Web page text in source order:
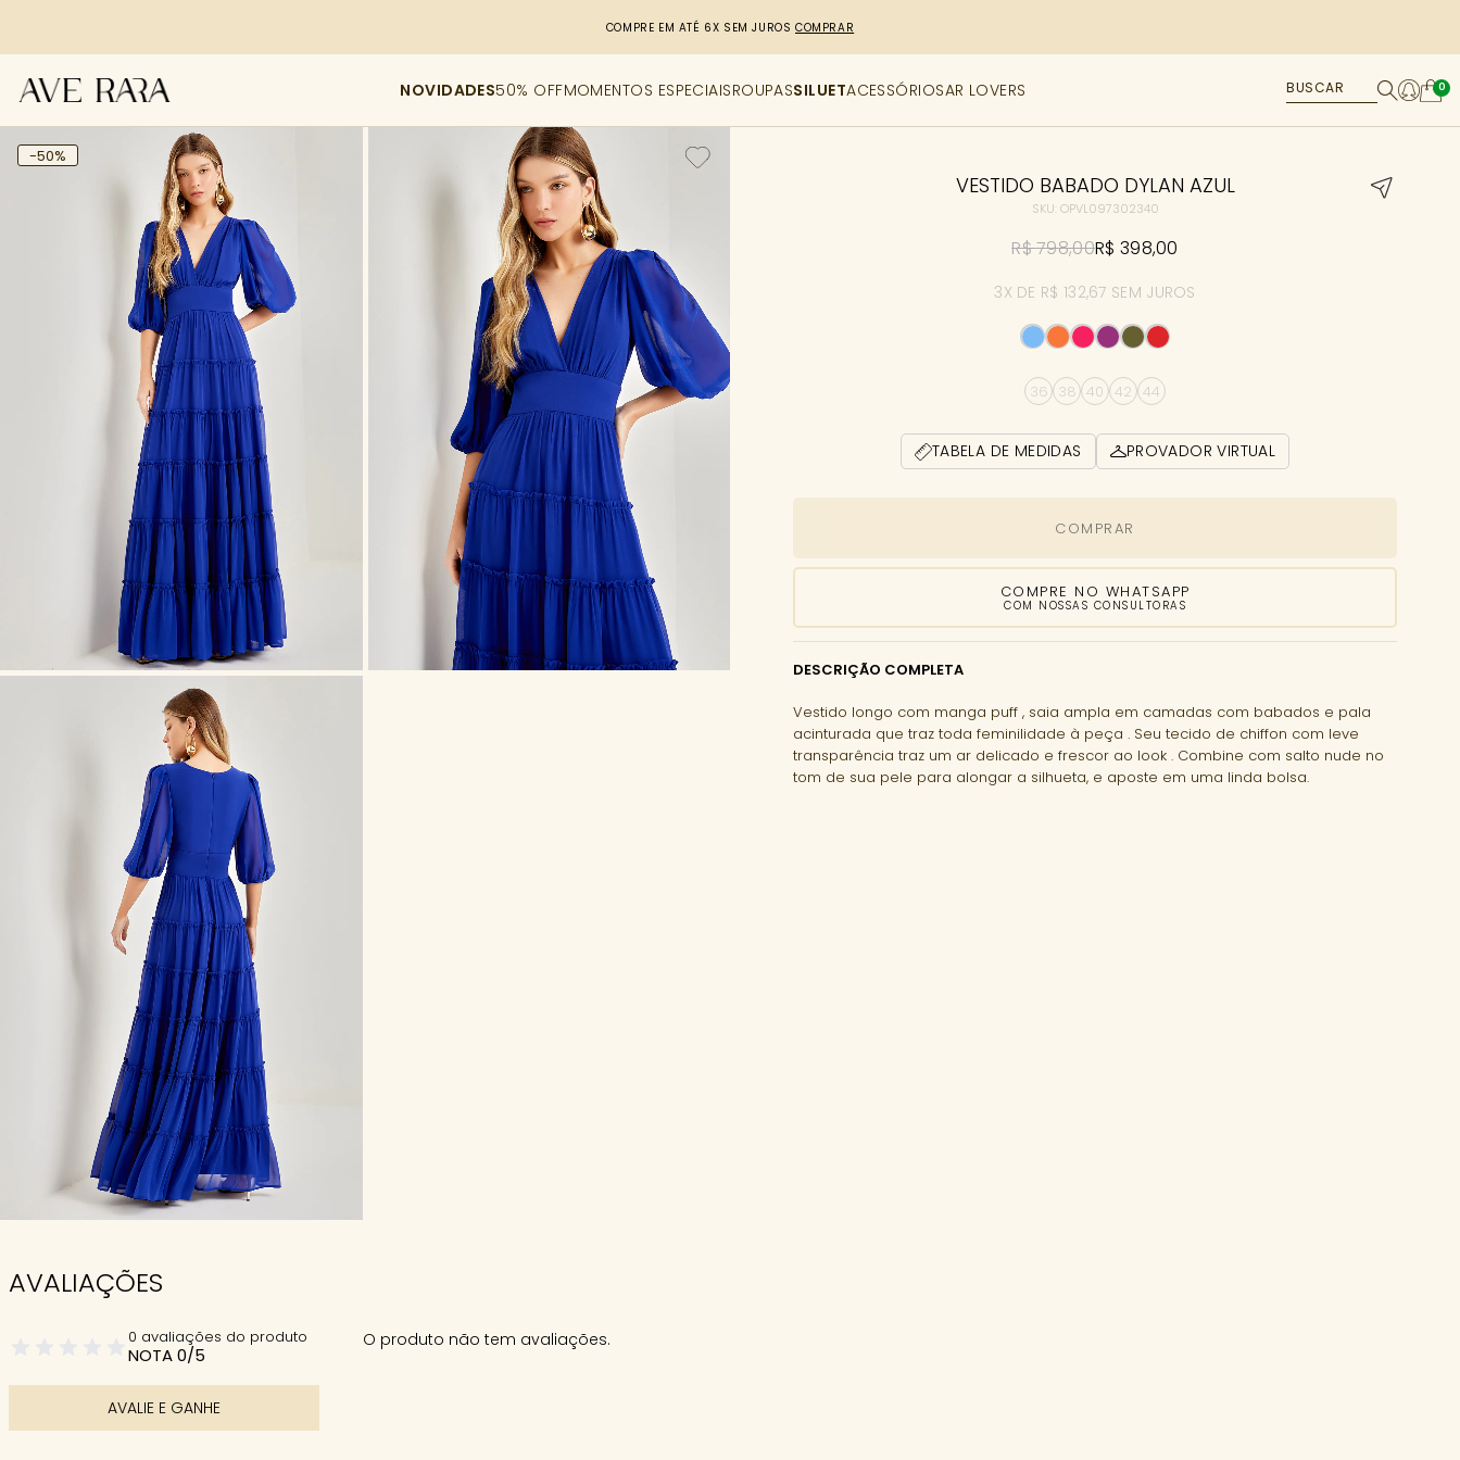
R$50,00 DE DESCONTO CUPOM: PRIMEIRACOMPRA[copiar cupom]
NOVIDADES50% OFFMOMENTOS ESPECIAISROUPASSILUETACESSÓRIOSAR LOVERS 0
-50%
VESTIDO BABADO DYLAN AZUL
SKU: OPVL097302340
R$ 798,00R$ 398,00
3X DE R$ 132,67 SEM JUROS
36 38 40 42 44
TABELA DE MEDIDAS PROVADOR VIRTUAL
COMPRAR
COMPRE NO WHATSAPP
COM NOSSAS CONSULTORAS
DESCRIÇÃO COMPLETA
Vestido longo com manga puff , saia ampla em camadas com babados e pala
acinturada que traz toda feminilidade à peça . Seu tecido de chiffon com leve
transparência traz um ar delicado e frescor ao look . Combine com salto nude no
tom de sua pele para alongar a silhueta, e aposte em uma linda bolsa.
AVALIAÇÕES
0 avaliações do produto
NOTA 0/5
AVALIE E GANHE
O produto não tem avaliações.